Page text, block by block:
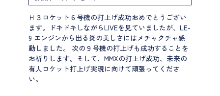
Ｈ３ロケット６号機の打上げ成功おめでとうござい
ます。ドキドキしながらLIVEを見ていましたが、LE-
9 エンジンから出る炎の美しさにはメチャクチャ感
動しました。 次の９号機の打上げも成功することを
お祈りします。そして、MMXの打上げ成功、未来の
有人ロケット打上げ実現に向けて頑張ってくださ
い。